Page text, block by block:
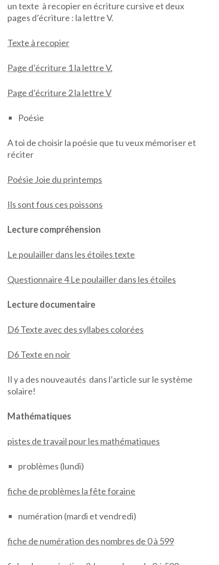
un texte à recopier en écriture cursive et deux
pages d’écriture : la lettre V.
Texte à recopier
Page d’écriture 1 la lettre V.
Page d’écriture 2 la lettre V
Poésie
A toi de choisir la poésie que tu veux mémoriser et
réciter
Poésie Joie du printemps
Ils sont fous ces poissons
Lecture compréhension
Le poulailler dans les étoiles texte
Questionnaire 4 Le poulailler dans les étoiles
Lecture documentaire
D6 Texte avec des syllabes colorées
D6 Texte en noir
Il y a des nouveautés dans l’article sur le système
solaire!
Mathématiques
pistes de travail pour les mathématiques
problèmes (lundi)
fiche de problèmes la fête foraine
numération (mardi et vendredi)
fiche de numération des nombres de 0 à 599